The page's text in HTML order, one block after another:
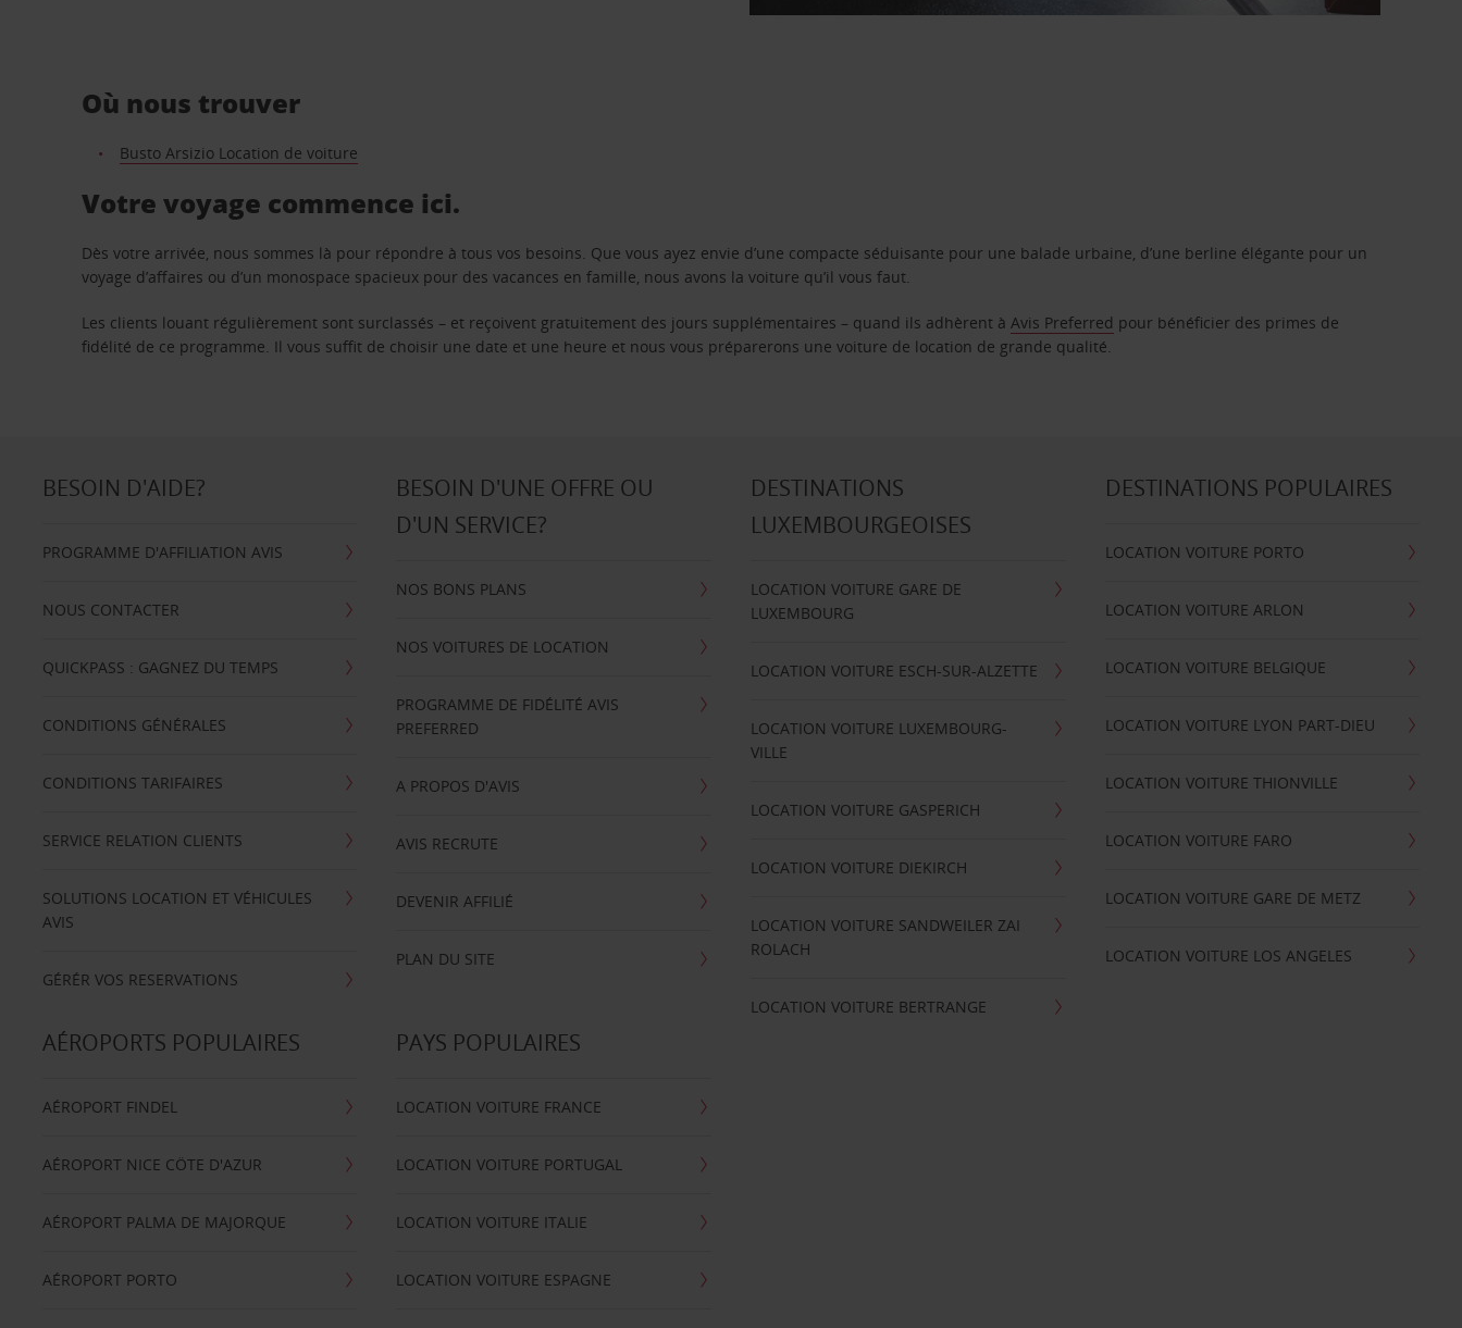
Où nous trouver
Busto Arsizio Location de voiture
Votre voyage commence ici.
Dès votre arrivée, nous sommes là pour répondre à tous vos besoins. Que vous ayez envie d’une compacte séduisante pour une balade urbaine, d’une berline élégante pour un
voyage d’affaires ou d’un monospace spacieux pour des vacances en famille, nous avons la voiture qu’il vous faut.
Les clients louant régulièrement sont surclassés – et reçoivent gratuitement des jours supplémentaires – quand ils adhèrent àAvis Preferred pour bénéficier des primes de
fidélité de ce programme. Il vous suffit de choisir une date et une heure et nous vous préparerons une voiture de location de grande qualité.
BESOIN D'AIDE?
PROGRAMME D'AFFILIATION AVIS
NOUS CONTACTER
QUICKPASS : GAGNEZ DU TEMPS
CONDITIONS GÉNÉRALES
CONDITIONS TARIFAIRES
SERVICE RELATION CLIENTS
SOLUTIONS LOCATION ET VÉHICULES
AVIS
GÉRÉR VOS RESERVATIONS
BESOIN D'UNE OFFRE OU
D'UN SERVICE?
NOS BONS PLANS
NOS VOITURES DE LOCATION
PROGRAMME DE FIDÉLITÉ AVIS
PREFERRED
A PROPOS D'AVIS
AVIS RECRUTE
DEVENIR AFFILIÉ
PLAN DU SITE
DESTINATIONS
LUXEMBOURGEOISES
LOCATION VOITURE GARE DE
LUXEMBOURG
LOCATION VOITURE ESCH-SUR-ALZETTE
LOCATION VOITURE LUXEMBOURG-
VILLE
LOCATION VOITURE GASPERICH
LOCATION VOITURE DIEKIRCH
LOCATION VOITURE SANDWEILER ZAI
ROLACH
LOCATION VOITURE BERTRANGE
DESTINATIONS POPULAIRES
LOCATION VOITURE PORTO
LOCATION VOITURE ARLON
LOCATION VOITURE BELGIQUE
LOCATION VOITURE LYON PART-DIEU
LOCATION VOITURE THIONVILLE
LOCATION VOITURE FARO
LOCATION VOITURE GARE DE METZ
LOCATION VOITURE LOS ANGELES
AÉROPORTS POPULAIRES
AÉROPORT FINDEL
AÉROPORT NICE CÖTE D'AZUR
AÉROPORT PALMA DE MAJORQUE
AÉROPORT PORTO
PAYS POPULAIRES
LOCATION VOITURE FRANCE
LOCATION VOITURE PORTUGAL
LOCATION VOITURE ITALIE
LOCATION VOITURE ESPAGNE